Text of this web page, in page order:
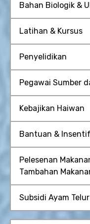
Bahan Biologik &
Latihan & Kursus
Penyelidikan
Pegawai Sumber
Kebajikan Haiwan
Bantuan & Insentif
Pelesenan
Tambahan
Subsidi Ayam Telur